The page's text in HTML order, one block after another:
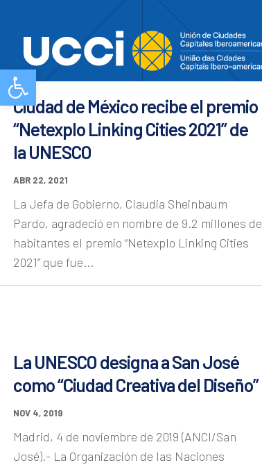
Abrir barra de herramientas
Ciudad de México recibe el premio
“Netexplo Linking Cities 2021” de
la UNESCO
ABR 22, 2021
La Jefa de Gobierno, Claudia Sheinbaum
Pardo, agradeció en nombre de 9.2 millones de
habitantes el premio “Netexplo Linking Cities
2021” que fue...
La UNESCO designa a San José
como “Ciudad Creativa del Diseño”
NOV 4, 2019
Madrid, 4 de noviembre de 2019 (ANCI/San
José).- La Organización de las Naciones